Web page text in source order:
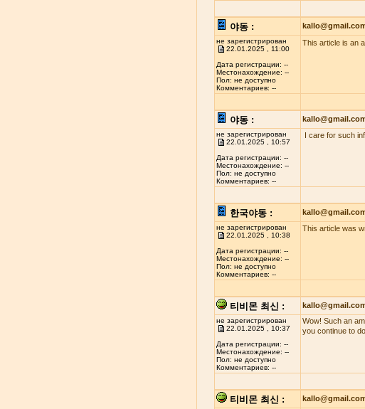
야동 :
не зарегистрирован
22.01.2025 , 11:00
Дата регистрации: --
Местонахождение: --
Пол: не доступно
Комментариев: --
This article is an
야동 :
не зарегистрирован
22.01.2025 , 10:57
Дата регистрации: --
Местонахождение: --
Пол: не доступно
Комментариев: --
I care for such
한국야동 :
не зарегистрирован
22.01.2025 , 10:38
Дата регистрации: --
Местонахождение: --
Пол: не доступно
Комментариев: --
This article was
티비몬 최신 :
не зарегистрирован
22.01.2025 , 10:37
Дата регистрации: --
Местонахождение: --
Пол: не доступно
Комментариев: --
Wow! Such an
you continue to
티비몬 최신 :